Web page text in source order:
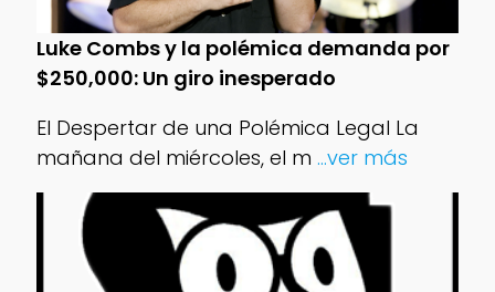
Luke Combs y la polémica demanda por
$250,000: Un giro inesperado
El Despertar de una Polémica Legal La
mañana del miércoles, el m ...ver más